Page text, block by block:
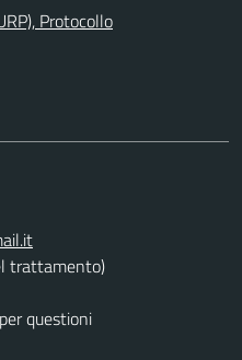
Protocollo
trattamento)
questioni